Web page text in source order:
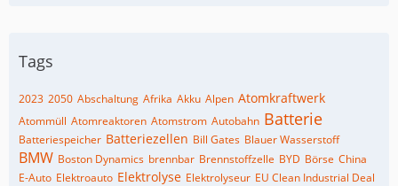
Tags
2023 2050 Abschaltung Afrika Akku Alpen Atomkraftwerk
Atommüll Atomreaktoren Atomstrom Autobahn Batterie
Batteriespeicher Batteriezellen Bill Gates Blauer Wasserstoff
BMW Boston Dynamics brennbar Brennstoffzelle BYD Börse China
E-Auto Elektroauto Elektrolyse Elektrolyseur EU Clean Industrial Deal